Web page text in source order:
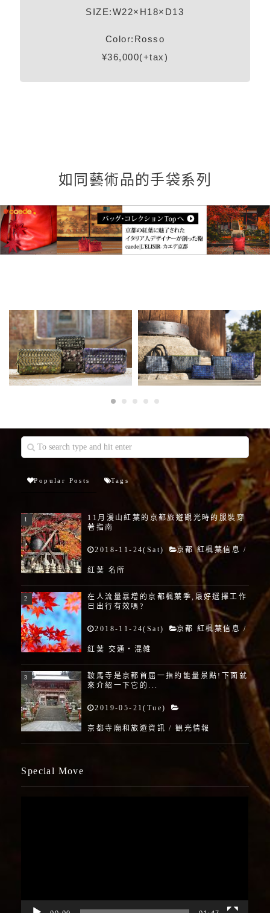
SIZE:W22×H18×D13
Color:Rosso
¥36,000(+tax)
如同藝術品的手袋系列
Popular Posts Tags
11月漫山紅葉的京都旅遊觀光時的服裝穿
著指南
2018-11-24(Sat) 京都 紅楓葉信息 /
紅葉 名所
在人流量暴增的京都楓葉季,最好選擇工作
日出行有效嗎?
2018-11-24(Sat) 京都 紅楓葉信息 /
紅葉 交通・混雑
鞍馬寺是京都首屈一指的能量景點!下面就
來介紹一下它的...
2019-05-21(Tue)
京都寺廟和旅遊資訊 /観光情報
Special Move